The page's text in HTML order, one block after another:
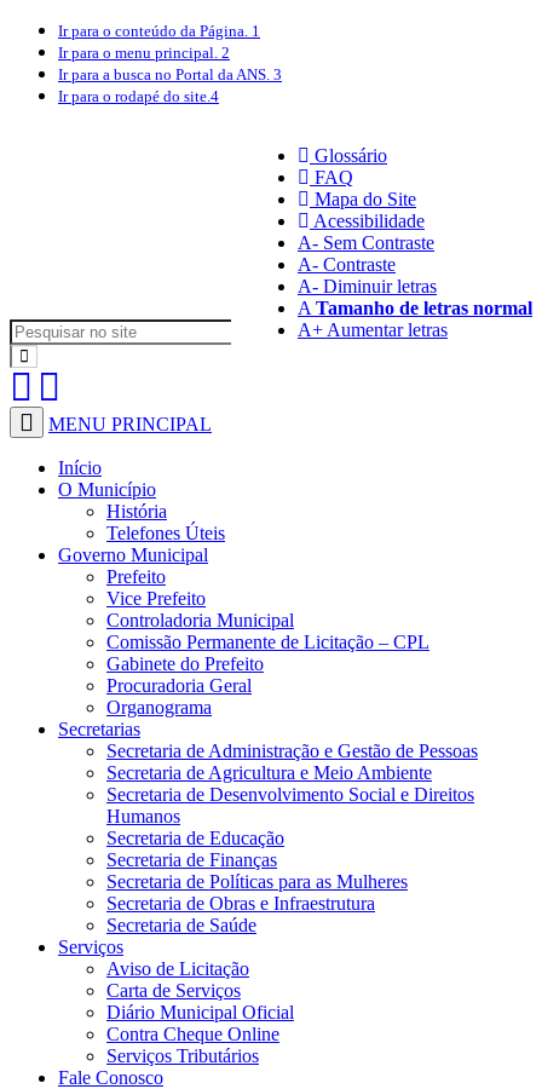
Ir para o conteúdo da Página. 1
Ir para o menu principal. 2
Ir para a busca no Portal da ANS. 3
Ir para o rodapé do site.4
Glossário
FAQ
Mapa do Site
Acessibilidade
A- Sem Contraste
A- Contraste
A- Diminuir letras
A Tamanho de letras normal
A+ Aumentar letras
MENU PRINCIPAL
Início
O Município
História
Telefones Úteis
Governo Municipal
Prefeito
Vice Prefeito
Controladoria Municipal
Comissão Permanente de Licitação – CPL
Gabinete do Prefeito
Procuradoria Geral
Organograma
Secretarias
Secretaria de Administração e Gestão de Pessoas
Secretaria de Agricultura e Meio Ambiente
Secretaria de Desenvolvimento Social e Direitos
Humanos
Secretaria de Educação
Secretaria de Finanças
Secretaria de Políticas para as Mulheres
Secretaria de Obras e Infraestrutura
Secretaria de Saúde
Serviços
Aviso de Licitação
Carta de Serviços
Diário Municipal Oficial
Contra Cheque Online
Serviços Tributários
Fale Conosco